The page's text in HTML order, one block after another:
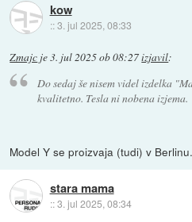
kow
::3. jul 2025, 08:33
Zmajc je3. jul 2025 ob 08:27izjavil:
Do sedaj še nisem videl izdelka
kvalitetno. Tesla ni nobena izjema.
Model Y se proizvaja (tudi) v Berlinu.
stara mama
::3. jul 2025, 08:34